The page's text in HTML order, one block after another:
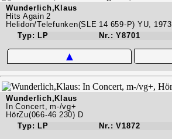
Wunderlich,Klaus
Hits Again 2
Helidon/Telefunken(SLE 14 659-P) YU, 1973
Typ: LP
Nr.: Y8701
▲
Wunderlich,Klaus
In Concert, m-/vg+
HörZu(066-46 230) D
Typ: LP
Nr.: V1872